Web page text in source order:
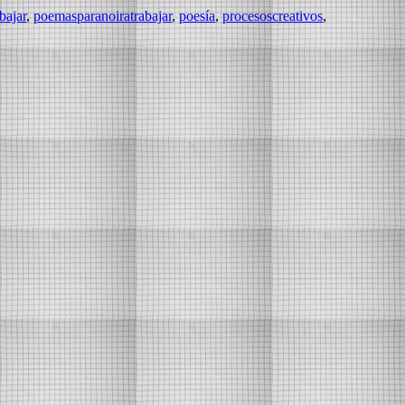
,poemasparanoiratrabajar,poesía,procesoscreativos⁠,